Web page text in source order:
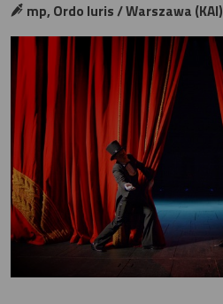
mp, Ordo Iuris / Warszawa (KAI)